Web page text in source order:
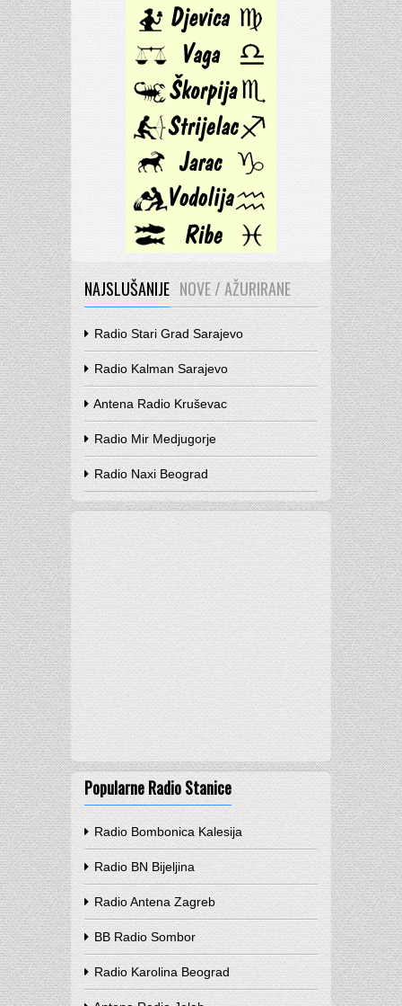
NAJSLUŠANIJE NOVE / AŽURIRANE
Radio Stari Grad Sarajevo
Radio Kalman Sarajevo
Antena Radio Kruševac
Radio Mir Medjugorje
Radio Naxi Beograd
Popularne Radio Stanice
Radio Bombonica Kalesija
Radio BN Bijeljina
Radio Antena Zagreb
BB Radio Sombor
Radio Karolina Beograd